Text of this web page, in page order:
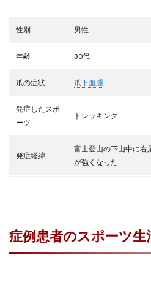
性別 男性
年齢 30代
爪の症状 爪下血腫
発症したスポ
ーツ
トレッキング
発症経緯
富士登山の下山中に右
が強くなった
症例患者のスポーツ